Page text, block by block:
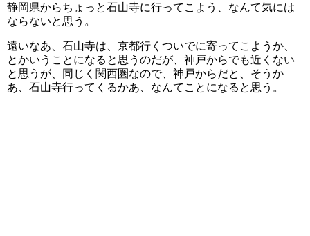
静岡県からちょっと石山寺に行ってこよう、なんて気には
ならないと思う。
遠いなあ、石山寺は、京都行くついでに寄ってこようか、
とかいうことになると思うのだが、神戸からでも近くない
と思うが、同じく関西圏なので、神戸からだと、そうか
あ、石山寺行ってくるかあ、なんてことになると思う。